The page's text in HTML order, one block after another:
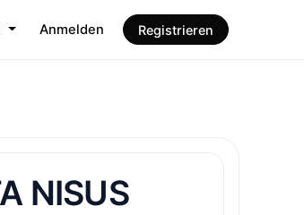
Anmelden Registrieren
NISUS